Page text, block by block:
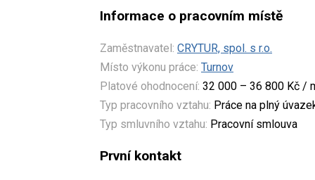
Informace o pracovním místě
Zaměstnavatel: CRYTUR, spol. s r.o.
Místo výkonu práce: Turnov
Platové ohodnocení: 32 000 – 36 800 Kč /
Typ pracovního vztahu: Práce na plný
Typ smluvního vztahu: Pracovní smlouva
První kontakt